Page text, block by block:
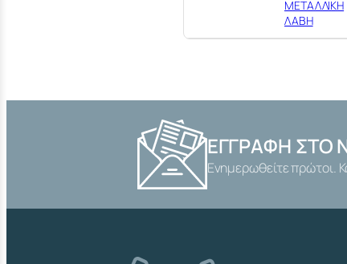
ΜΕΤΑΛΛΙΚΗ
ΛΑΒΗ
ΕΓΓΡΑΦΉ ΣΤΟ
Ενημερωθείτε πρώτοι.